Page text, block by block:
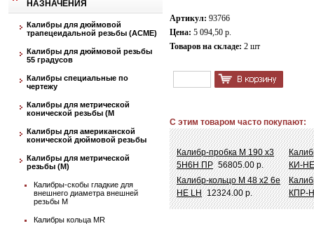
НАЗНАЧЕНИЯ
Калибры для дюймовой
трапецеидальной резьбы (АСМЕ)
Калибры для дюймовой резьбы
55 градусов
Калибры специальные по
чертежу
Калибры для метрической
конической резьбы (М
Калибры для американской
конической дюймовой резьбы
Калибры для метрической
резьбы (М)
Калибры-скобы гладкие для
внешнего диаметра внешней
резьбы М
Калибры кольца MR
Артикул: 93766
Цена: 5 094,50 р.
Товаров на складе: 2 шт
С этим товаром часто покупают:
Калибр-пробка М 190 х3
5Н6Н ПР 56805.00 р.
КИ-НЕ
Калибр-кольцо М 48 х2 6e
НЕ LH 12324.00 р.
КПР-